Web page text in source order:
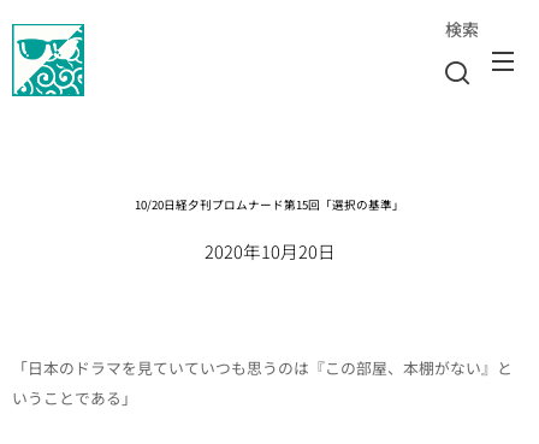
検索
10/20日経夕刊プロムナード第15回「選択の基準」
2020年10月20日
「日本のドラマを見ていていつも思うのは『この部屋、本棚がない』と
いうことである」